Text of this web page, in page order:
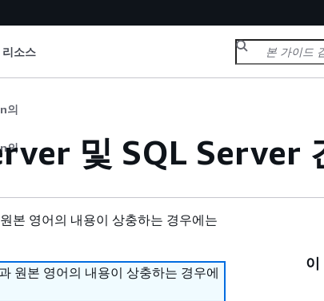
리소스
의
의 및 SQL Server
본 영어의 내용이 상충하는 경우에는
원본 영어의 내용이 상충하는 경우에
이